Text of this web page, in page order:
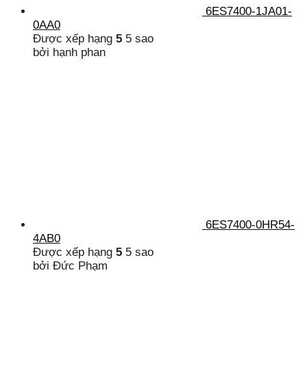
6ES7400-1JA01-
0AA0
Được xếp hạng 5 5 sao
bởi hạnh phan
6ES7400-0HR54-
4AB0
Được xếp hạng 5 5 sao
bởi Đức Phạm